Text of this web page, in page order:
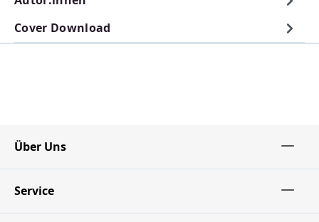
Cover Download
Über Uns
Service